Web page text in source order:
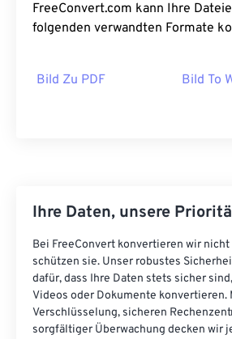
FreeConvert.com kann Ihre
folgenden verwandten Formate
Bild Zu PDF Bild To
Ihre Daten, unsere
Bei FreeConvert konvertieren wir
schützen sie. Unser robustes
dafür, dass Ihre Daten stets sicher
Videos oder Dokumente
Verschlüsselung, sicheren
sorgfältiger Überwachung decken wir